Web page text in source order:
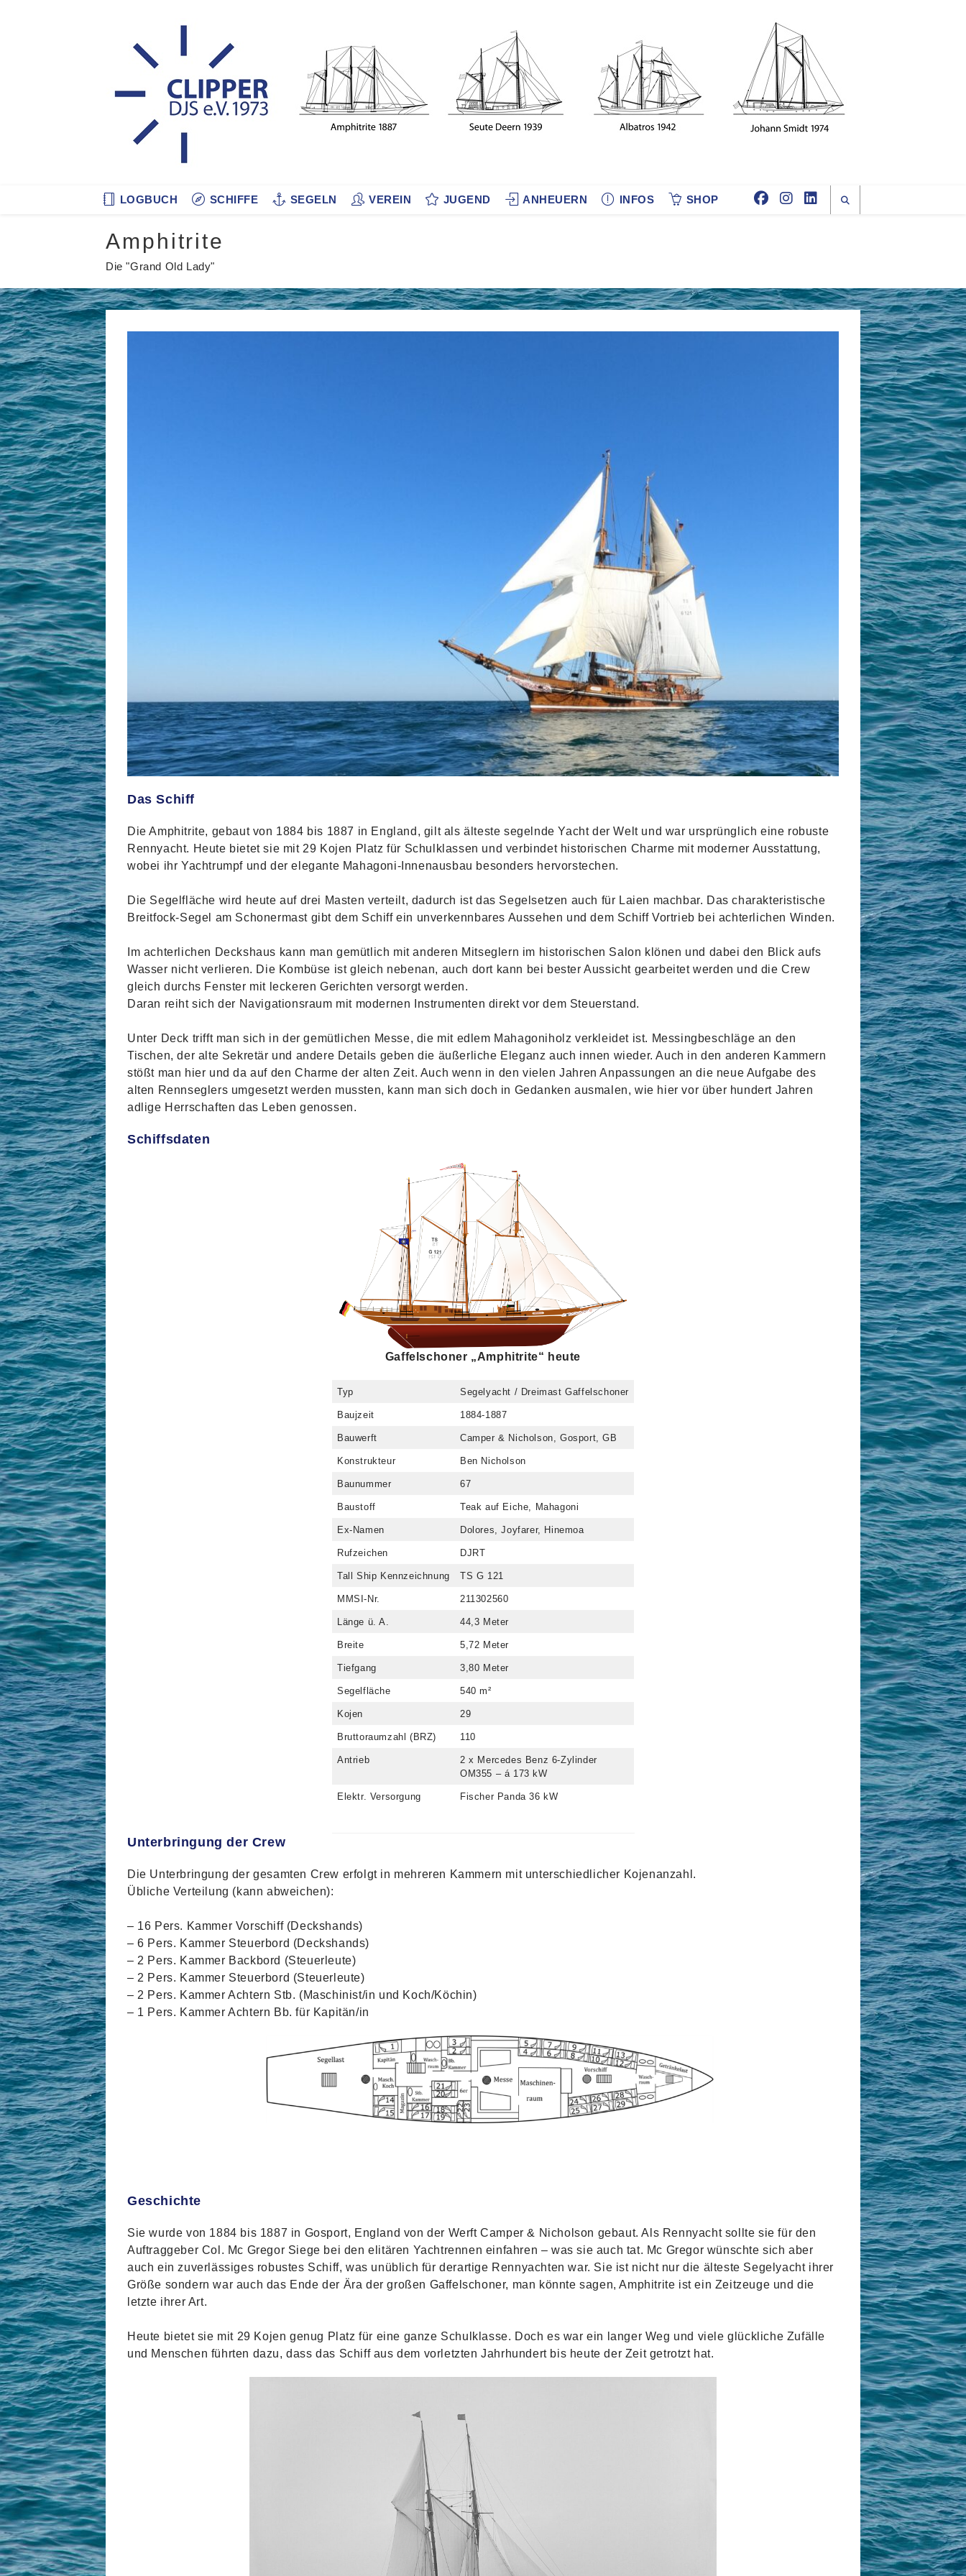
LOGBUCH SCHIFFE SEGELN VEREIN JUGEND ANHEUERN INFOS SHOP
Amphitrite
Die "Grand Old Lady"
Das Schiff
Die Amphitrite, gebaut von 1884 bis 1887 in England, gilt als älteste segelnde Yacht der Welt und war ursprünglich eine robuste
Rennyacht. Heute bietet sie mit 29 Kojen Platz für Schulklassen und verbindet historischen Charme mit moderner Ausstattung,
wobei ihr Yachtrumpf und der elegante Mahagoni-Innenausbau besonders hervorstechen.
Die Segelfläche wird heute auf drei Masten verteilt, dadurch ist das Segelsetzen auch für Laien machbar. Das charakteristische
Breitfock-Segel am Schonermast gibt dem Schiff ein unverkennbares Aussehen und dem Schiff Vortrieb bei achterlichen Winden.
Im achterlichen Deckshaus kann man gemütlich mit anderen Mitseglern im historischen Salon klönen und dabei den Blick aufs
Wasser nicht verlieren. Die Kombüse ist gleich nebenan, auch dort kann bei bester Aussicht gearbeitet werden und die Crew
gleich durchs Fenster mit leckeren Gerichten versorgt werden.
Daran reiht sich der Navigationsraum mit modernen Instrumenten direkt vor dem Steuerstand.
Unter Deck trifft man sich in der gemütlichen Messe, die mit edlem Mahagoniholz verkleidet ist. Messingbeschläge an den
Tischen, der alte Sekretär und andere Details geben die äußerliche Eleganz auch innen wieder. Auch in den anderen Kammern
stößt man hier und da auf den Charme der alten Zeit. Auch wenn in den vielen Jahren Anpassungen an die neue Aufgabe des
alten Rennseglers umgesetzt werden mussten, kann man sich doch in Gedanken ausmalen, wie hier vor über hundert Jahren
adlige Herrschaften das Leben genossen.
Schiffsdaten
Gaffelschoner „Amphitrite“ heute
Typ Segelyacht / Dreimast Gaffelschoner
Baujzeit 1884-1887
Bauwerft Camper & Nicholson, Gosport, GB
Konstrukteur Ben Nicholson
Baunummer 67
Baustoff Teak auf Eiche, Mahagoni
Ex-Namen Dolores, Joyfarer, Hinemoa
Rufzeichen DJRT
Tall Ship Kennzeichnung TS G 121
MMSI-Nr. 211302560
Länge ü. A. 44,3 Meter
Breite 5,72 Meter
Tiefgang 3,80 Meter
Segelfläche 540 m²
Kojen 29
Bruttoraumzahl (BRZ) 110
Antrieb
2 x Mercedes Benz 6-Zylinder
OM355 – á 173 kW
Elektr. Versorgung Fischer Panda 36 kW
Unterbringung der Crew
Die Unterbringung der gesamten Crew erfolgt in mehreren Kammern mit unterschiedlicher Kojenanzahl.
Übliche Verteilung (kann abweichen):
– 16 Pers. Kammer Vorschiff (Deckshands)
– 6 Pers. Kammer Steuerbord (Deckshands)
– 2 Pers. Kammer Backbord (Steuerleute)
– 2 Pers. Kammer Steuerbord (Steuerleute)
– 2 Pers. Kammer Achtern Stb. (Maschinist/in und Koch/Köchin)
– 1 Pers. Kammer Achtern Bb. für Kapitän/in
Geschichte
Sie wurde von 1884 bis 1887 in Gosport, England von der Werft Camper & Nicholson gebaut. Als Rennyacht sollte sie für den
Auftraggeber Col. Mc Gregor Siege bei den elitären Yachtrennen einfahren – was sie auch tat. Mc Gregor wünschte sich aber
auch ein zuverlässiges robustes Schiff, was unüblich für derartige Rennyachten war. Sie ist nicht nur die älteste Segelyacht ihrer
Größe sondern war auch das Ende der Ära der großen Gaffelschoner, man könnte sagen, Amphitrite ist ein Zeitzeuge und die
letzte ihrer Art.
Heute bietet sie mit 29 Kojen genug Platz für eine ganze Schulklasse. Doch es war ein langer Weg und viele glückliche Zufälle
und Menschen führten dazu, dass das Schiff aus dem vorletzten Jahrhundert bis heute der Zeit getrotzt hat.